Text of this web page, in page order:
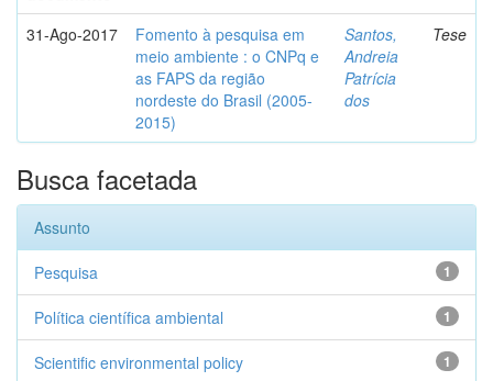
31-Ago-2017
Fomento à pesquisa em
meio ambiente : o CNPq e
as FAPS da região
nordeste do Brasil (2005-
2015)
Santos,
Andreia
Patrícia
dos
Tese
Busca facetada
Assunto
1
Pesquisa
1
Política científica ambiental
1
Scientific environmental policy